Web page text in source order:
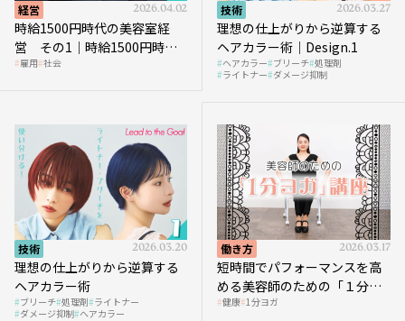
経営 2026.04.02
時給1500円時代の美容室経
営 その1｜時給1500円時代
へ向かう社会的背景
雇用 社会
技術 2026.03.27
理想の仕上がりから逆算する
ヘアカラー術｜Design.1
ヘアカラー ブリーチ 処理剤
ライトナー ダメージ抑制
技術 2026.03.20
理想の仕上がりから逆算する
ヘアカラー術
ブリーチ 処理剤 ライトナー
ダメージ抑制 ヘアカラー
働き方 2026.03.17
短時間でパフォーマンスを高
める美容師のための「１分ヨ
ガ」講座｜実践編
健康 1分ヨガ